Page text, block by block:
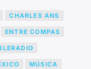
CHARLES ANS
ENTRE COMPAS
MÚSICA